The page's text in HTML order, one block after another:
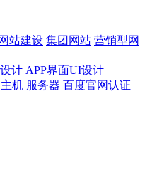
站建设 集团网站 营销型网
计 APP界面UI设计
机 服务器 百度官网认证